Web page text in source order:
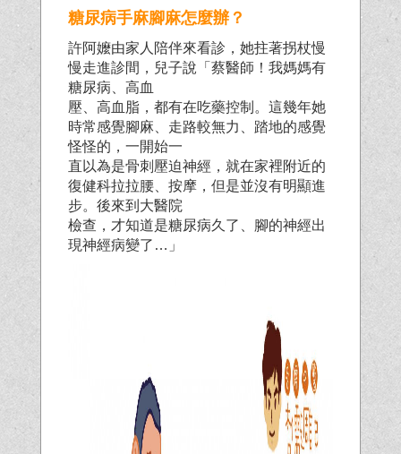
糖尿病手麻腳麻怎麼辦？
許阿嬤由家人陪伴來看診，她拄著拐杖慢
慢走進診間，兒子說「蔡醫師！我媽媽有
糖尿病、高血
壓、高血脂，都有在吃藥控制。這幾年她
時常感覺腳麻、走路較無力、踏地的感覺
怪怪的，一開始一
直以為是骨刺壓迫神經，就在家裡附近的
復健科拉拉腰、按摩，但是並沒有明顯進
步。後來到大醫院
檢查，才知道是糖尿病久了、腳的神經出
現神經病變了…」